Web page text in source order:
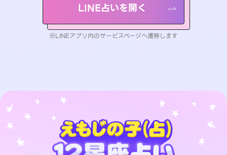
LINE占いを開く
※LINEアプリ内のサービスページへ遷移します